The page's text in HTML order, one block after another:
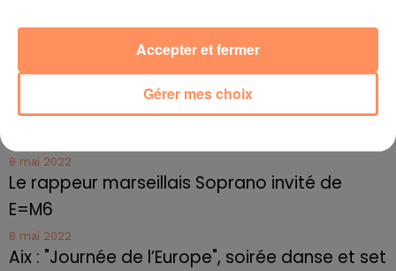
Cassis organise sa traditionnelle "Fête du vin"
Marseille : appel à témoins pour retrouver
8 mai 2022
Le rappeur marseillais Soprano invité de
E=M6
8 mai 2022
Aix : "Journée de l’Europe", soirée danse et set
Gérer mes choix
Accepter et fermer